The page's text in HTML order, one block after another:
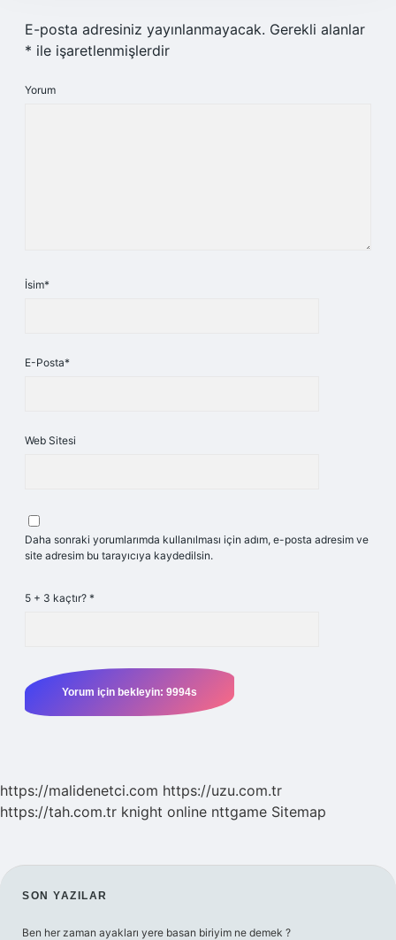
E-posta adresiniz yayınlanmayacak. Gerekli alanlar
* ile işaretlenmişlerdir
Yorum
İsim*
E-Posta*
Web Sitesi
Daha sonraki yorumlarımda kullanılması için adım, e-posta adresim ve
site adresim bu tarayıcıya kaydedilsin.
5 + 3 kaçtır? *
https://malidenetci.com https://uzu.com.tr
https://tah.com.tr knight online nttgame Sitemap
SIDEBAR
SON YAZILAR
Ben her zaman ayakları yere basan biriyim ne demek ?